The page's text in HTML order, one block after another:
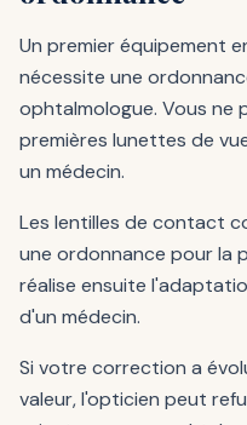
Un premier équipement
nécessite une
ophtalmologue. Vous ne
premières lunettes de
un médecin.
Les lentilles de contact
une ordonnance pour la
réalise ensuite
d'un médecin.
Si votre correction a
valeur, l'opticien peut